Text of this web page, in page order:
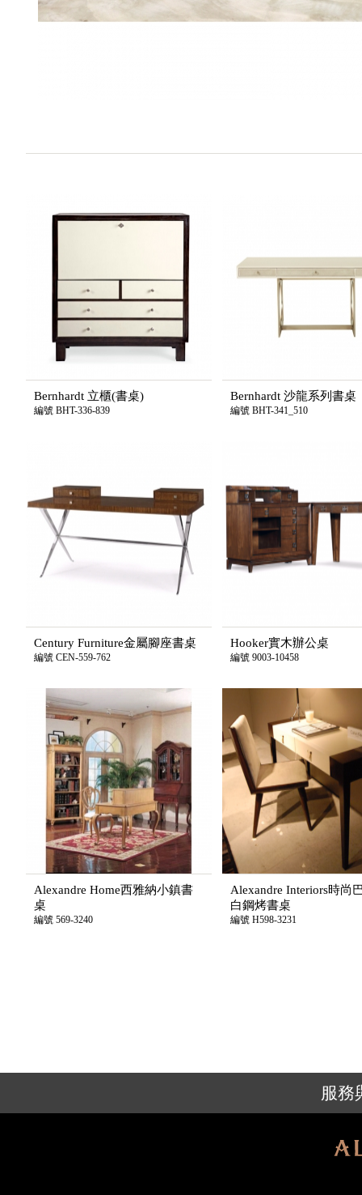
Bernhardt 立櫃(書桌)
編號 BHT-336-839
Bernhardt 沙龍系列書桌
編號 BHT-341_510
Century Furniture金屬腳座書桌
編號 CEN-559-762
Hooker實木辦公桌
編號 9003-10458
Alexandre Home西雅納小鎮書
桌
編號 569-3240
Alexandre Interiors時尚
白鋼烤書桌
編號 H598-3231
服務